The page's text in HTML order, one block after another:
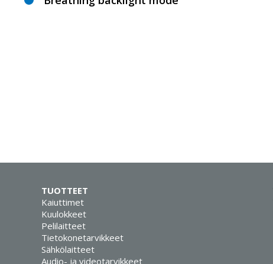
TUOTTEET
Kaiuttimet
Kuulokkeet
Pelilaitteet
Tietokonetarvikkeet
Sähkölaitteet
Audio- ja videotarvikkeet